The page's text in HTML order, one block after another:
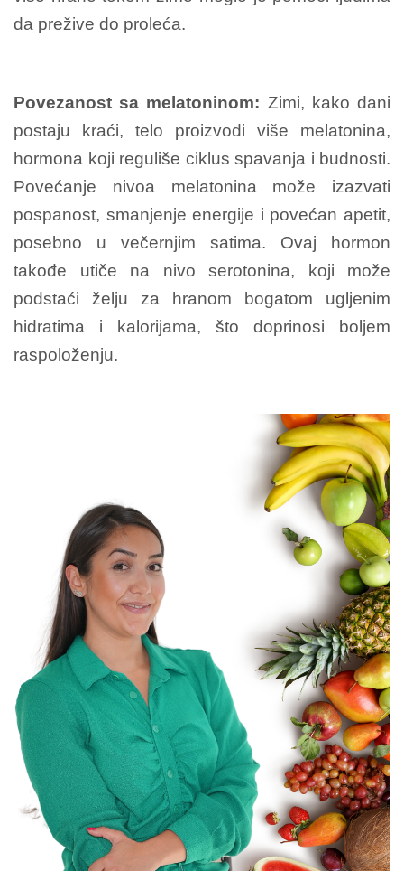
da prežive do proleća.
Povezanost sa melatoninom: Zimi, kako dani
postaju kraći, telo proizvodi više melatonina,
hormona koji reguliše ciklus spavanja i budnosti.
Povećanje nivoa melatonina može izazvati
pospanost, smanjenje energije i povećan apetit,
posebno u večernjim satima. Ovaj hormon
takođe utiče na nivo serotonina, koji može
podstaći želju za hranom bogatom ugljenim
hidratima i kalorijama, što doprinosi boljem
raspoloženju.